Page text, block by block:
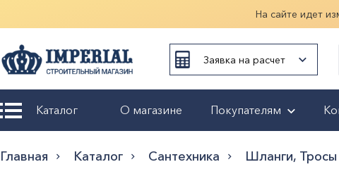
На сайте идет
Заявка на расчет
Каталог О магазине Покупателям
Возврат и
обмен
Главная Каталог Сантехника Шланги, Тросы